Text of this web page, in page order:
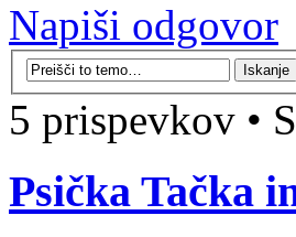
Napiši odgovor
5 prispevkov •
Psička Tačka